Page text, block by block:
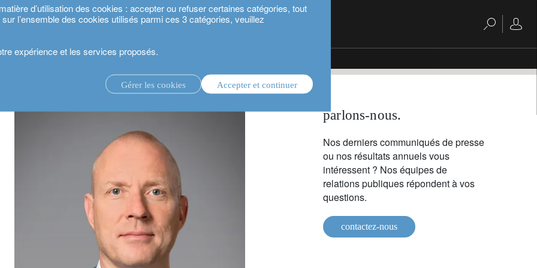
d’utilisation des cookies : accepter ou refuser certaines catégories, tout
l’ensemble des cookies utilisés parmi ces 3 catégories, veuillez
expérience et les services proposés.
Gérer les cookies Accepter et continuer
service de conseil en investissement.
en qualité de Chief Investment Officer
parlons-nous.
Nos derniers communiqués de presse
ou nos résultats annuels vous
intéressent ? Nos équipes de
relations publiques répondent à vos
questions.
contactez-nous